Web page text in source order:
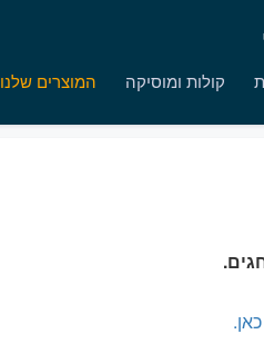
קולות ומוסיקה המוצרים שלנו